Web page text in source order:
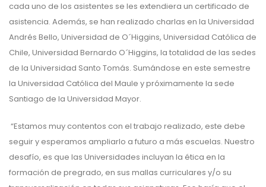
cada uno de los asistentes se les extendiera un certificado de
asistencia. Además, se han realizado charlas en la Universidad
Andrés Bello, Universidad de O´Higgins, Universidad Católica de
Chile, Universidad Bernardo O´Higgins, la totalidad de las sedes
de la Universidad Santo Tomás. Sumándose en este semestre
la Universidad Católica del Maule y próximamente la sede
Santiago de la Universidad Mayor.
“Estamos muy contentos con el trabajo realizado, este debe
seguir y esperamos ampliarlo a futuro a más escuelas. Nuestro
desafío, es que las Universidades incluyan la ética en la
formación de pregrado, en sus mallas curriculares y/o su